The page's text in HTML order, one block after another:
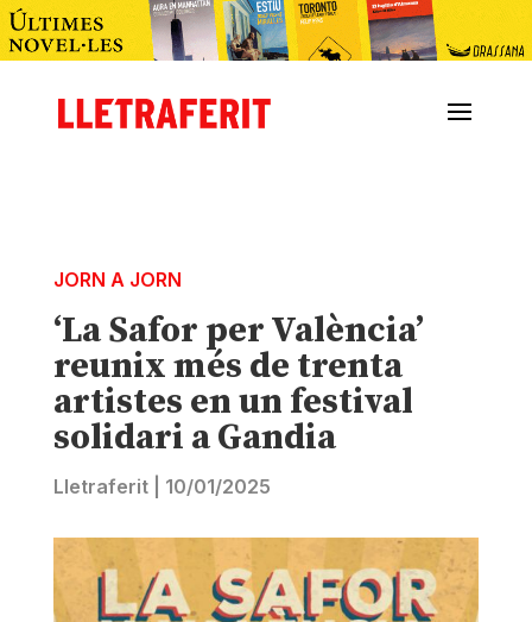
JORN A JORN
‘La Safor per València’
reunix més de trenta
artistes en un festival
solidari a Gandia
Lletraferit| 10/01/2025